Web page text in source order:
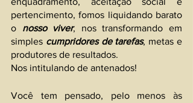
pertencimento, fomos liquidando barato
o nosso viver, nos transformando em
simples cumpridores de tarefas, metas e
produtores de resultados.
Nos intitulando de antenados!
Você tem pensado, pelo menos às